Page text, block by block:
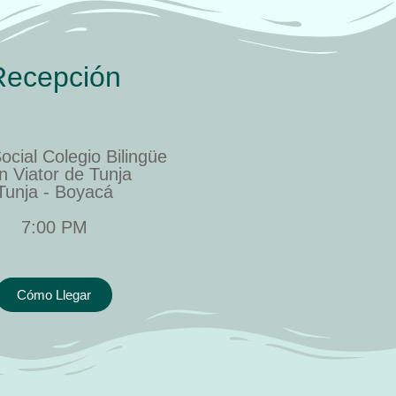
Colegio Bilingüe
Viator de Tunja
- Boyacá
7:00 PM
Cómo Llegar